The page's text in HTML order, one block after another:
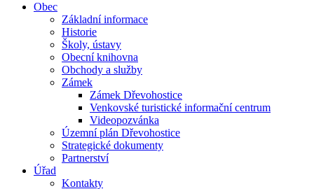
Obec
Základní informace
Historie
Školy, ústavy
Obecní knihovna
Obchody a služby
Zámek
Zámek Dřevohostice
Venkovské turistické informační centrum
Videopozvánka
Územní plán Dřevohostice
Strategické dokumenty
Partnerství
Úřad
Kontakty